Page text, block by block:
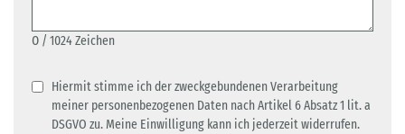
0 / 1024 Zeichen
Hiermit stimme ich der zweckgebundenen Verarbeitung
meiner personenbezogenen Daten nach Artikel 6 Absatz 1 lit. a
DSGVO zu. Meine Einwilligung kann ich jederzeit widerrufen.